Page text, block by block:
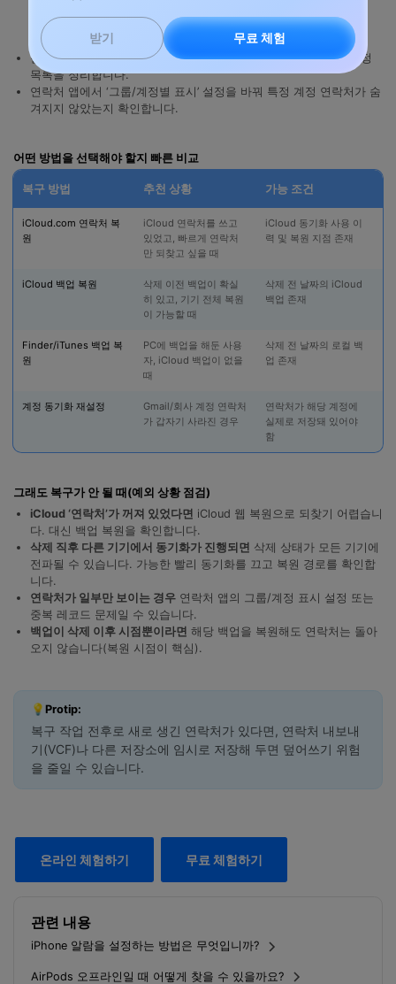
같은 계정이 중복으로 추가되어 있으면 표시가 꼬일 수 있으니 계정
목록을 정리합니다.
연락처 앱에서 ‘그룹/계정별 표시’ 설정을 바꿔 특정 계정 연락처가 숨
겨지지 않았는지 확인합니다.
어떤 방법을 선택해야 할지 빠른 비교
복구 방법 추천 상황 가능 조건
iCloud.com 연락처 복
원
iCloud 연락처를 쓰고
있었고, 빠르게 연락처
만 되찾고 싶을 때
iCloud 동기화 사용 이
력 및 복원 지점 존재
iCloud 백업 복원
삭제 이전 백업이 확실
히 있고, 기기 전체 복원
이 가능할 때
삭제 전 날짜의 iCloud
백업 존재
Finder/iTunes 백업 복
원
PC에 백업을 해둔 사용
자, iCloud 백업이 없을
때
삭제 전 날짜의 로컬 백
업 존재
계정 동기화 재설정
Gmail/회사 계정 연락처
가 갑자기 사라진 경우
연락처가 해당 계정에
실제로 저장돼 있어야
함
그래도 복구가 안 될 때(예외 상황 점검)
iCloud ‘연락처’가 꺼져 있었다면 iCloud 웹 복원으로 되찾기 어렵습니
다. 대신 백업 복원을 확인합니다.
삭제 직후 다른 기기에서 동기화가 진행되면 삭제 상태가 모든 기기에
전파될 수 있습니다. 가능한 빨리 동기화를 끄고 복원 경로를 확인합
니다.
연락처가 일부만 보이는 경우연락처 앱의 그룹/계정 표시 설정 또는
중복 레코드 문제일 수 있습니다.
백업이 삭제 이후 시점뿐이라면 해당 백업을 복원해도 연락처는 돌아
오지 않습니다(복원 시점이 핵심).
💡Protip:
복구 작업 전후로 새로 생긴 연락처가 있다면, 연락처 내보내
기(VCF)나 다른 저장소에 임시로 저장해 두면 덮어쓰기 위험
을 줄일 수 있습니다.
온라인 체험하기 무료 체험하기
관련 내용
iPhone 알람을 설정하는 방법은 무엇입니까?
AirPods 오프라인일 때 어떻게 찾을 수 있을까요?
받기 무료 체험